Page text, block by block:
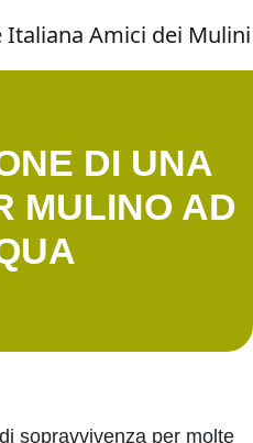
DI UNA
MULINO AD
sopravvivenza per molte